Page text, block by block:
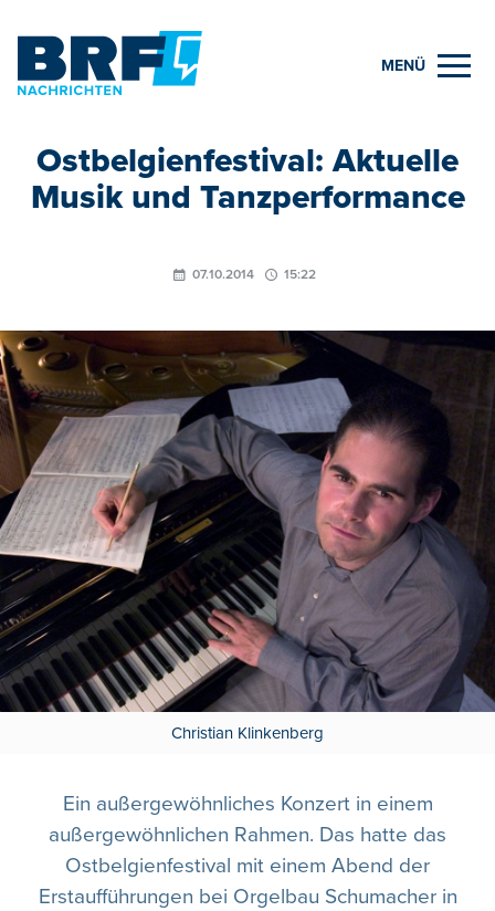
MENÜ
Ostbelgienfestival: Aktuelle
Musik und Tanzperformance
07.10.2014 15:22
Christian Klinkenberg
Ein außergewöhnliches Konzert in einem
außergewöhnlichen Rahmen. Das hatte das
Ostbelgienfestival mit einem Abend der
Erstaufführungen bei Orgelbau Schumacher in